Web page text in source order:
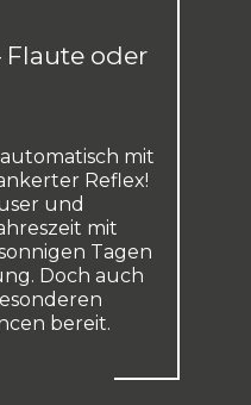
oder
mit
Reflex!
und
mit
Tagen
Doch auch
bereit.